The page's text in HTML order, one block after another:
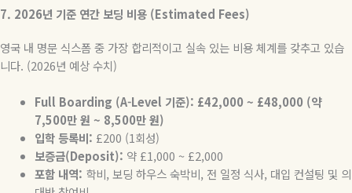
7. 2026년 기준 연간 보딩 비용 (Estimated Fees)
영국 내 명문 식스폼 중 가장 합리적이고 실속 있는 비용 체계를 갖추고 있습
니다. (2026년 예상 수치)
Full Boarding (A-Level 기준): £42,000 ~ £48,000 (약
7,500만 원 ~ 8,500만 원)
입학 등록비: £200 (1회성)
보증금(Deposit): 약£1,000 ~ £2,000
포함 내역: 학비, 보딩 하우스 숙박비, 전 일정 식사, 대입 컨설팅 및 의